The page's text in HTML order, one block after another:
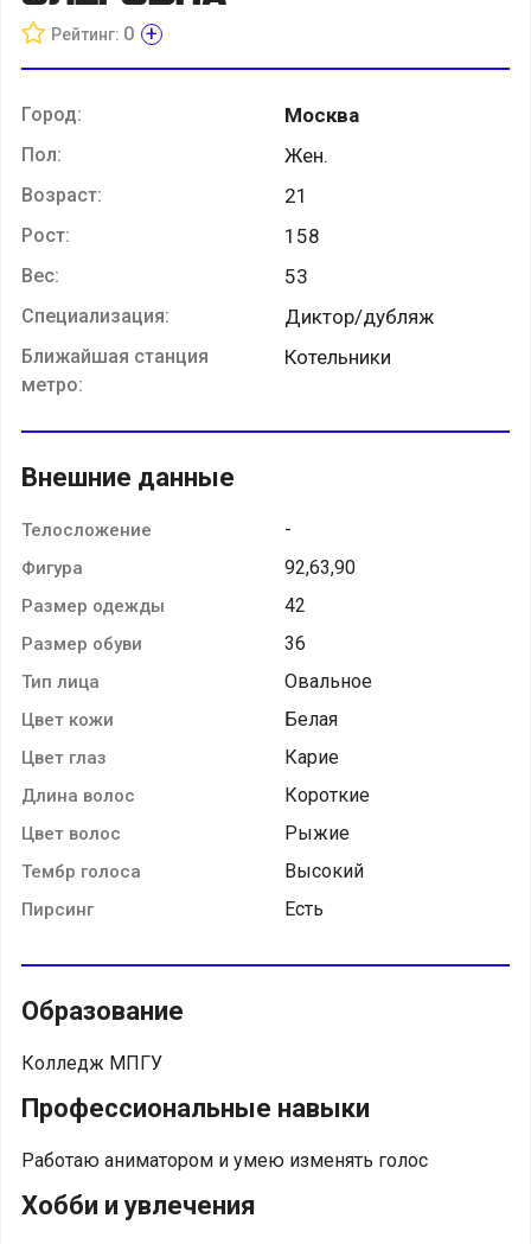
Рейтинг: 0 +
Город: Москва
Пол: Жен.
Возраст: 21
Рост: 158
Вес: 53
Специализация: Диктор/дубляж
Ближайшая станция
метро:
Котельники
Внешние данные
Телосложение -
Фигура 92,63,90
Размер одежды 42
Размер обуви 36
Тип лица Овальное
Цвет кожи Белая
Цвет глаз Карие
Длина волос Короткие
Цвет волос Рыжие
Тембр голоса Высокий
Пирсинг Есть
Образование
Колледж МПГУ
Профессиональные навыки
Работаю аниматором и умею изменять голос
Хобби и увлечения